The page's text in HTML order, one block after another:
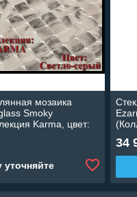
мозаика
Smoky
Karma, цвет:
уточняйте
34